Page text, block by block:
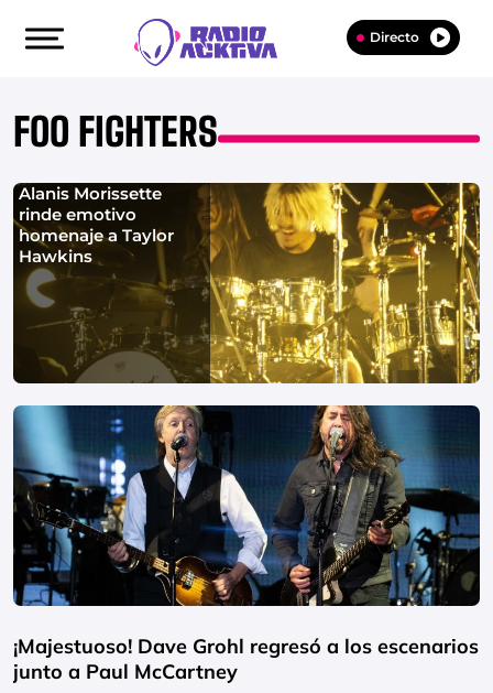
Directo
FOO FIGHTERS
Alanis Morissette
rinde emotivo
homenaje a Taylor
Hawkins
¡Majestuoso! Dave Grohl regresó a los escenarios
junto a Paul McCartney